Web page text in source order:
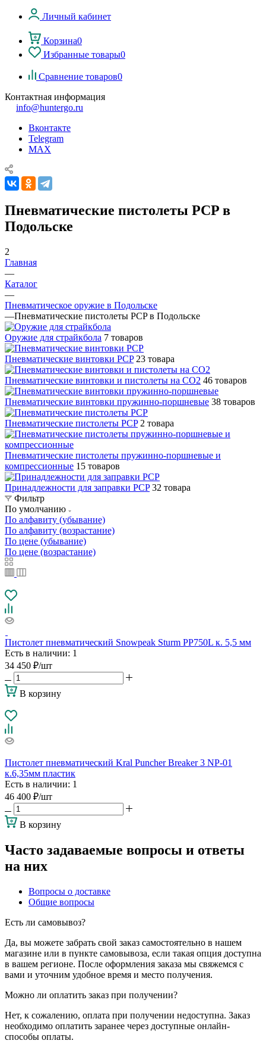
Личный кабинет
Корзина0
Избранные товары0
Сравнение товаров0
Контактная информация
info@huntergo.ru
Вконтакте
Telegram
MAX
Пневматические пистолеты PCP в
Подольске
2
Главная
—
Каталог
—
Пневматическое оружие в Подольске
—Пневматические пистолеты PCP в Подольске
Оружие для страйкбола 7 товаров
Пневматические винтовки PCP 23 товара
Пневматические винтовки и пистолеты на CO2 46 товаров
Пневматические винтовки пружинно-поршневые 38 товаров
Пневматические пистолеты PCP 2 товара
Пневматические пистолеты пружинно-поршневые и
компрессионные 15 товаров
Принадлежности для заправки PCP 32 товара
Фильтр
По умолчанию
По алфавиту (убывание)
По алфавиту (возрастание)
По цене (убывание)
По цене (возрастание)
Пистолет пневматический Snowpeak Sturm PP750L к. 5,5 мм
Есть в наличии: 1
34 450 ₽/шт
В корзину
Пистолет пневматический Kral Puncher Breaker 3 NP-01
к.6,35мм пластик
Есть в наличии: 1
46 400 ₽/шт
В корзину
Часто задаваемые вопросы и ответы
на них
Вопросы о доставке
Общие вопросы
Есть ли самовывоз?
Да, вы можете забрать свой заказ самостоятельно в нашем
магазине или в пункте самовывоза, если такая опция доступна
в вашем регионе. После оформления заказа мы свяжемся с
вами и уточним удобное время и место получения.
Можно ли оплатить заказ при получении?
Нет, к сожалению, оплата при получении недоступна. Заказ
необходимо оплатить заранее через доступные онлайн-
способы оплаты.